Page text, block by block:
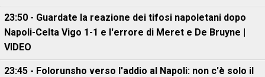
23:50 - Guardate la reazione dei tifosi napoletani dopo
Napoli-Celta Vigo 1-1 e l'errore di Meret e De Bruyne |
VIDEO
23:45 - Folorunsho verso l'addio al Napoli: non c'è solo il